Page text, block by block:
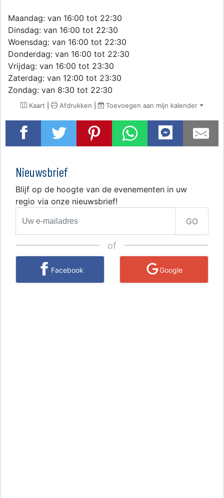
Maandag: van 16:00 tot 22:30
Dinsdag: van 16:00 tot 22:30
Woensdag: van 16:00 tot 22:30
Donderdag: van 16:00 tot 22:30
Vrijdag: van 16:00 tot 23:30
Zaterdag: van 12:00 tot 23:30
Zondag: van 8:30 tot 22:30
Kaart | Afdrukken | Toevoegen aan mijn kalender
Nieuwsbrief
Blijf op de hoogte van de evenementen in uw
regio via onze nieuwsbrief!
GO
of
Facebook Google